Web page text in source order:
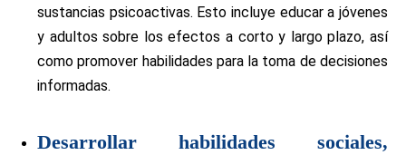
sustancias psicoactivas. Esto incluye educar a jóvenes
y adultos sobre los efectos a corto y largo plazo, así
como promover habilidades para la toma de decisiones
informadas.
Desarrollar habilidades sociales,